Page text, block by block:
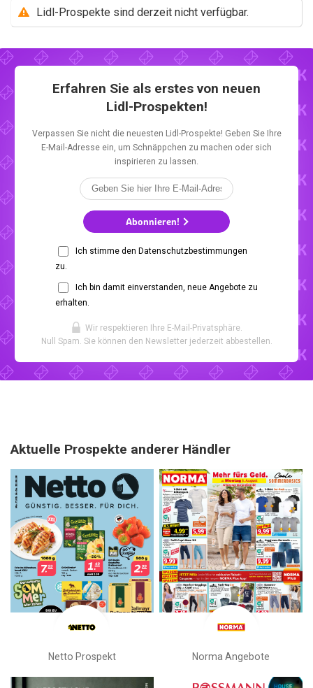
Lidl-Prospekte sind derzeit nicht verfügbar.
Erfahren Sie als erstes von neuen
Lidl-Prospekten!
Verpassen Sie nicht die neuesten Lidl-Prospekte! Geben Sie Ihre
E-Mail-Adresse ein, um Schnäppchen zu machen oder sich
inspirieren zu lassen.
Abonnieren!
Ich stimme den Datenschutzbestimmungen
zu.
Ich bin damit einverstanden, neue Angebote zu
erhalten.
Wir respektieren Ihre E-Mail-Privatsphäre.
Null Spam. Sie können den Newsletter jederzeit abbestellen.
Aktuelle Prospekte anderer Händler
Netto Prospekt Norma Angebote